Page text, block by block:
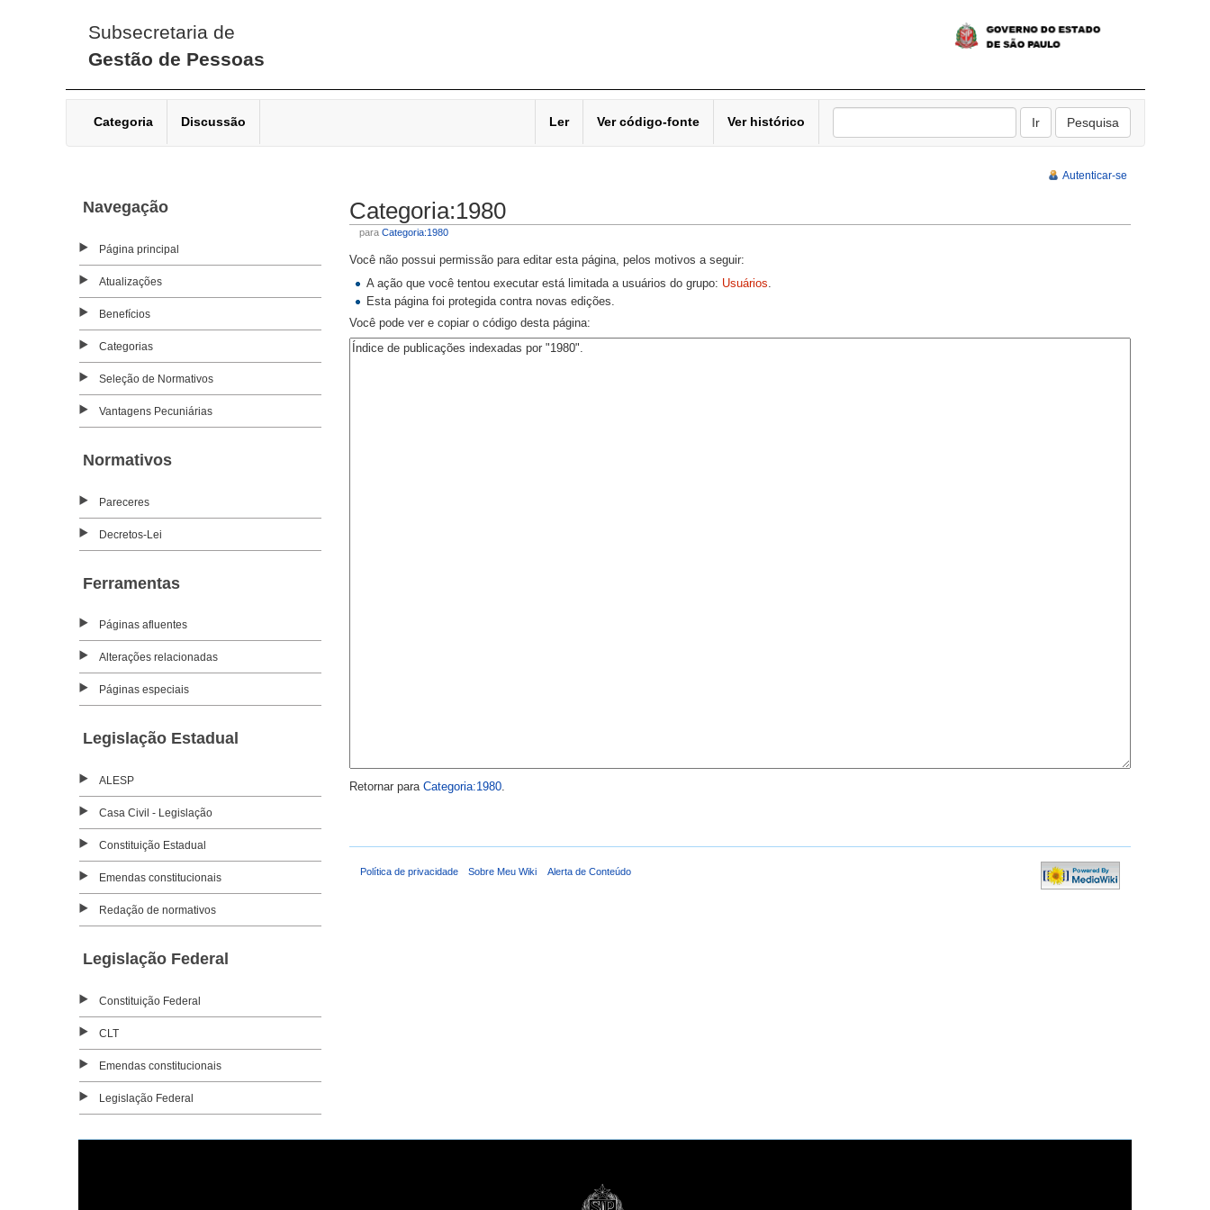
Subsecretaria de
Gestão de Pessoas
Categoria Discussão Ler Ver código-fonte Ver histórico
Autenticar-se
Navegação
Página principal
Atualizações
Benefícios
Categorias
Seleção de Normativos
Vantagens Pecuniárias
Normativos
Pareceres
Decretos-Lei
Ferramentas
Páginas afluentes
Alterações relacionadas
Páginas especiais
Legislação Estadual
ALESP
Casa Civil - Legislação
Constituição Estadual
Emendas constitucionais
Redação de normativos
Legislação Federal
Constituição Federal
CLT
Emendas constitucionais
Legislação Federal
Categoria:1980
para Categoria:1980
Você não possui permissão para editar esta página, pelos motivos a seguir:
A ação que você tentou executar está limitada a usuários do grupo: Usuários
Esta página foi protegida contra novas edições.
Você pode ver e copiar o código desta página:
Retornar paraCategoria:1980.
Política de privacidade Sobre Meu Wiki Alerta de Conteúdo